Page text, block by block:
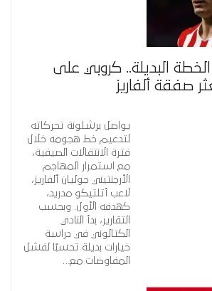
البديلة.. كروبي على
صفقة ألفاريز
يواصل برشلونة تحركاته
لتدعيم خط هجومه خلال
فترة الانتقالات الصيفية،
مع استمرار المهاجم
الأرجنتيني جوليان ألفاريز،
لاعب أتلتيكو مدريد،
كهدفه الأول. وبحسب
التقارير، بدأ النادي
الكتالوني في دراسة
خيارات بديلة تحسبًا لفشل
المفاوضات مع…